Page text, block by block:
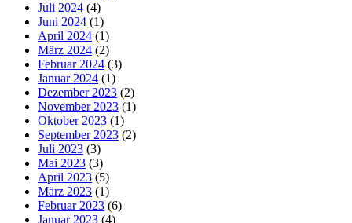
Juli 2024 (4)
Juni 2024 (1)
April 2024 (1)
März 2024 (2)
Februar 2024 (3)
Januar 2024 (1)
Dezember 2023 (2)
November 2023 (1)
Oktober 2023 (1)
September 2023 (2)
Juli 2023 (3)
Mai 2023 (3)
April 2023 (5)
März 2023 (1)
Februar 2023 (6)
Januar 2023 (4)